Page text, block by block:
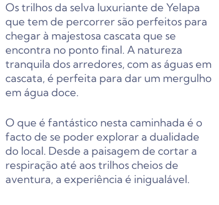
Os trilhos da selva luxuriante de Yelapa
que tem de percorrer são perfeitos para
chegar à majestosa cascata que se
encontra no ponto final. A natureza
tranquila dos arredores, com as águas em
cascata, é perfeita para dar um mergulho
em água doce.
O que é fantástico nesta caminhada é o
facto de se poder explorar a dualidade
do local. Desde a paisagem de cortar a
respiração até aos trilhos cheios de
aventura, a experiência é inigualável.